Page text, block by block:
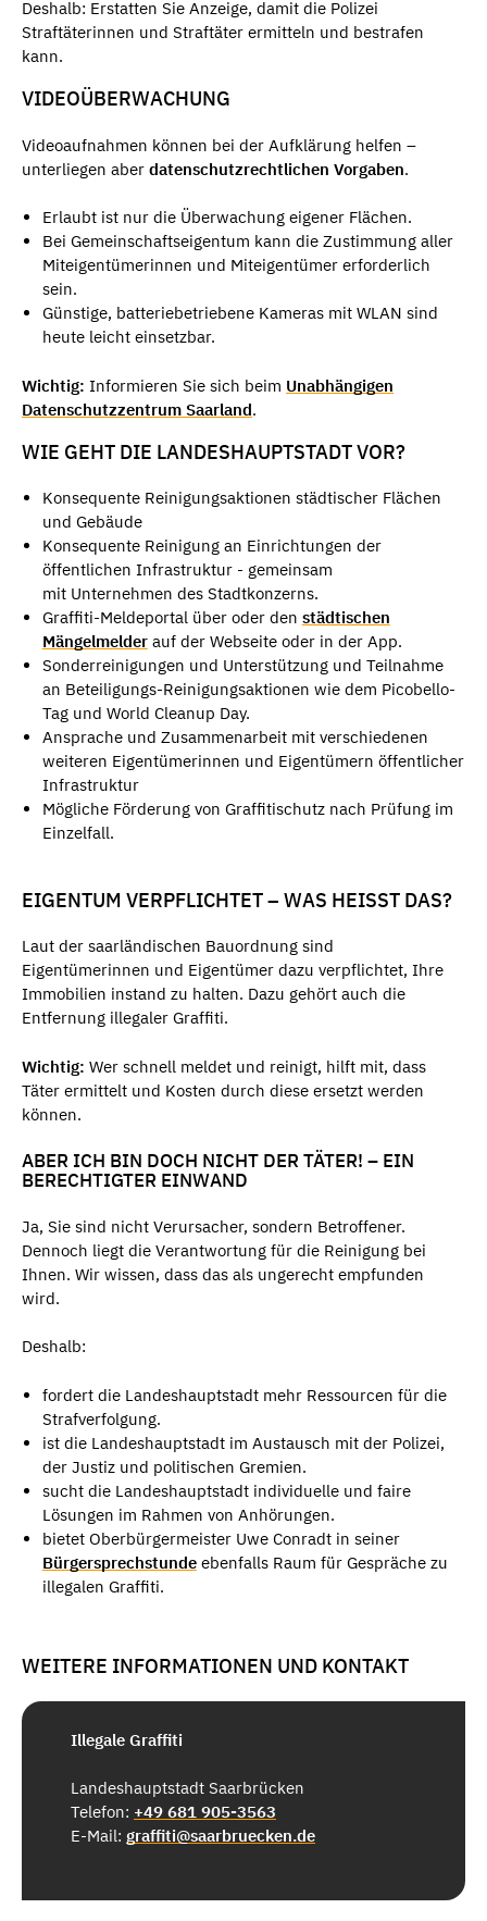
Deshalb: Erstatten Sie Anzeige, damit die Polizei
Straftäterinnen und Straftäter ermitteln und bestrafen
kann.
VIDEOÜBERWACHUNG
Videoaufnahmen können bei der Aufklärung helfen –
unterliegen aber datenschutzrechtlichen Vorgaben.
Erlaubt ist nur die Überwachung eigener Flächen.
Bei Gemeinschaftseigentum kann die Zustimmung aller
Miteigentümerinnen und Miteigentümer erforderlich
sein.
Günstige, batteriebetriebene Kameras mit WLAN sind
heute leicht einsetzbar.
Wichtig: Informieren Sie sich beim Unabhängigen
Datenschutzzentrum Saarland.
WIE GEHT DIE LANDESHAUPTSTADT VOR?
Konsequente Reinigungsaktionen städtischer Flächen
und Gebäude
Konsequente Reinigung an Einrichtungen der
öffentlichen Infrastruktur - gemeinsam
mit Unternehmen des Stadtkonzerns.
Graffiti-Meldeportal über oder den städtischen
Mängelmelderauf der Webseite oder in der App.
Sonderreinigungen und Unterstützung und Teilnahme
an Beteiligungs-Reinigungsaktionen wie dem Picobello-
Tag und World Cleanup Day.
Ansprache und Zusammenarbeit mit verschiedenen
weiteren Eigentümerinnen und Eigentümern öffentlicher
Infrastruktur
Mögliche Förderung von Graffitischutz nach Prüfung im
Einzelfall.
EIGENTUM VERPFLICHTET – WAS HEISST DAS?
Laut der saarländischen Bauordnung sind
Eigentümerinnen und Eigentümer dazu verpflichtet, Ihre
Immobilien instand zu halten. Dazu gehört auch die
Entfernung illegaler Graffiti.
Wichtig: Wer schnell meldet und reinigt, hilft mit, dass
Täter ermittelt und Kosten durch diese ersetzt werden
können.
ABER ICH BIN DOCH NICHT DER TÄTER! – EIN
BERECHTIGTER EINWAND
Ja, Sie sind nicht Verursacher, sondern Betroffener.
Dennoch liegt die Verantwortung für die Reinigung bei
Ihnen. Wir wissen, dass das als ungerecht empfunden
wird.
Deshalb:
fordert die Landeshauptstadt mehr Ressourcen für die
Strafverfolgung.
ist die Landeshauptstadt im Austausch mit der Polizei,
der Justiz und politischen Gremien.
sucht die Landeshauptstadt individuelle und faire
Lösungen im Rahmen von Anhörungen.
bietet Oberbürgermeister Uwe Conradt in seiner
Bürgersprechstundeebenfalls Raum für Gespräche zu
illegalen Graffiti.
WEITERE INFORMATIONEN UND KONTAKT
Illegale Graffiti
Landeshauptstadt Saarbrücken
Telefon: +49 681 905-3563
E-Mail: graffiti@saarbruecken.de